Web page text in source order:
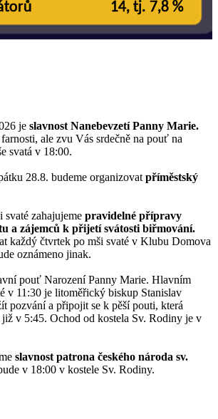
je slavnost Nanebevzetí Panny Marie.
ale zvu Vás srdečně na pouť na
svatá v 18:00.
28.8. budeme organizovat příměstský
svaté zahajujeme pravidelné přípravy
a zájemců k přijetí svátosti biřmování.
každý čtvrtek po mši svaté v Klubu Domova
oznámeno jinak.
pouť Narození Panny Marie. Hlavním
v 11:30 je litoměřický biskup Stanislav
pozvání a připojit se k pěší pouti, která
v 5:45. Ochod od kostela Sv. Rodiny je v
slavnost patrona českého národa sv.
v 18:00 v kostele Sv. Rodiny.